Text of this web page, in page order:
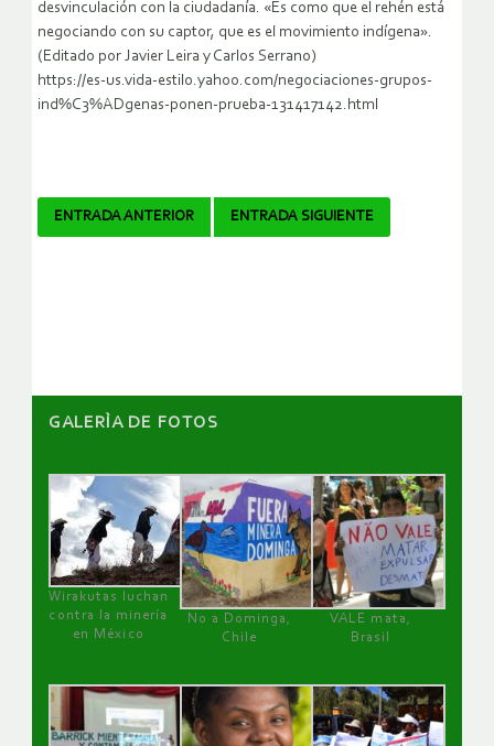
desvinculación con la ciudadanía. «Es como que el rehén está
negociando con su captor, que es el movimiento indígena».
(Editado por Javier Leira y Carlos Serrano)
https://es-us.vida-estilo.yahoo.com/negociaciones-grupos-
ind%C3%ADgenas-ponen-prueba-131417142.html
Navegador
ENTRADA ANTERIOR ENTRADA SIGUIENTE
GALERÌA DE FOTOS
Wirakutas luchan
contra la minería
en México
No a Dominga,
Chile
VALE mata,
Brasil